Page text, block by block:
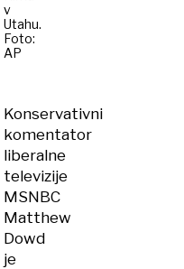
v
Utahu.
Foto:
AP
Konservativni
komentator
liberalne
televizije
MSNBC
Matthew
Dowd
je